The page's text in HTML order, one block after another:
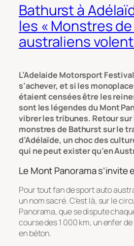
Bathurst à
les « Monstres de
australiens
L’Adelaide Motorsport
s’achever, et si les
étaient censées être les
sont les légendes du Mont
vibrer les tribunes. Retour sur
monstres de Bathurst sur le
d’Adélaïde, un choc des
qui ne peut exister qu’en
Le Mont Panorama s’invite
Pour tout fan de sport auto
un nom sacré. C’est là, sur le
Panorama, que se dispute
course des 1 000 km, un enfer
en béton.